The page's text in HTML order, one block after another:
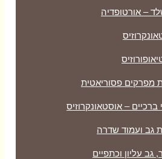
– אורטופדיה
מפרקים פסוריאטית
ברכיים – אוסטאונקרוזיס
גב ועמוד שדרה
גב עליון וכתפיים